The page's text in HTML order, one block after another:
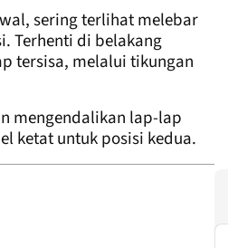
sering terlihat melebar
Terhenti di belakang
tersisa, melalui tikungan
mengendalikan lap-lap
ketat untuk posisi kedua.